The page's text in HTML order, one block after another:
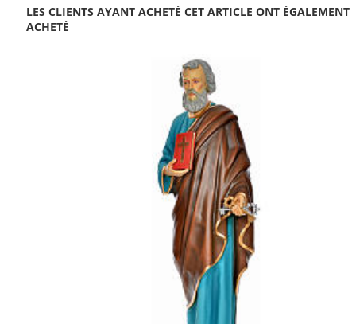
LES CLIENTS AYANT ACHETÉ CET ARTICLE ONT ÉGALEMENT
ACHETÉ